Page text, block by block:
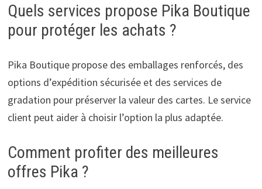
Quels services propose Pika Boutique
pour protéger les achats ?
Pika Boutique propose des emballages renforcés, des
options d’expédition sécurisée et des services de
gradation pour préserver la valeur des cartes. Le service
client peut aider à choisir l’option la plus adaptée.
Comment profiter des meilleures
offres Pika ?